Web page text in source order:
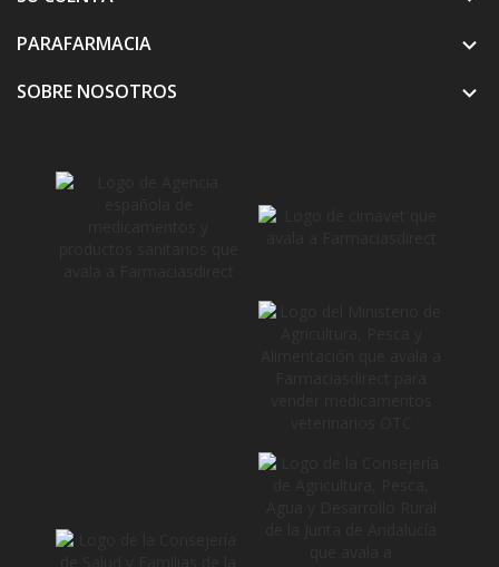
PARAFARMACIA 
SOBRE NOSOTROS 